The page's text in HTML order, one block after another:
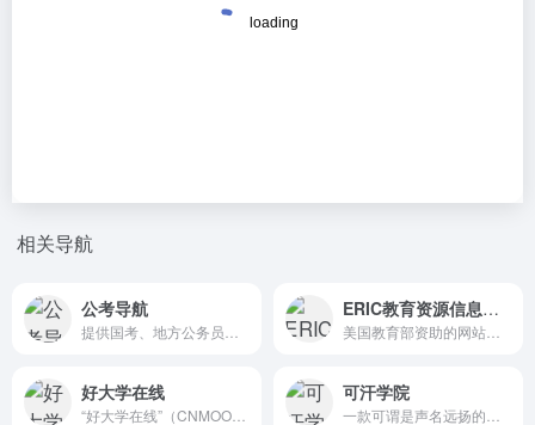
相关导航
公考导航 ERIC教育资源信息中心
好大学在线 可汗学院